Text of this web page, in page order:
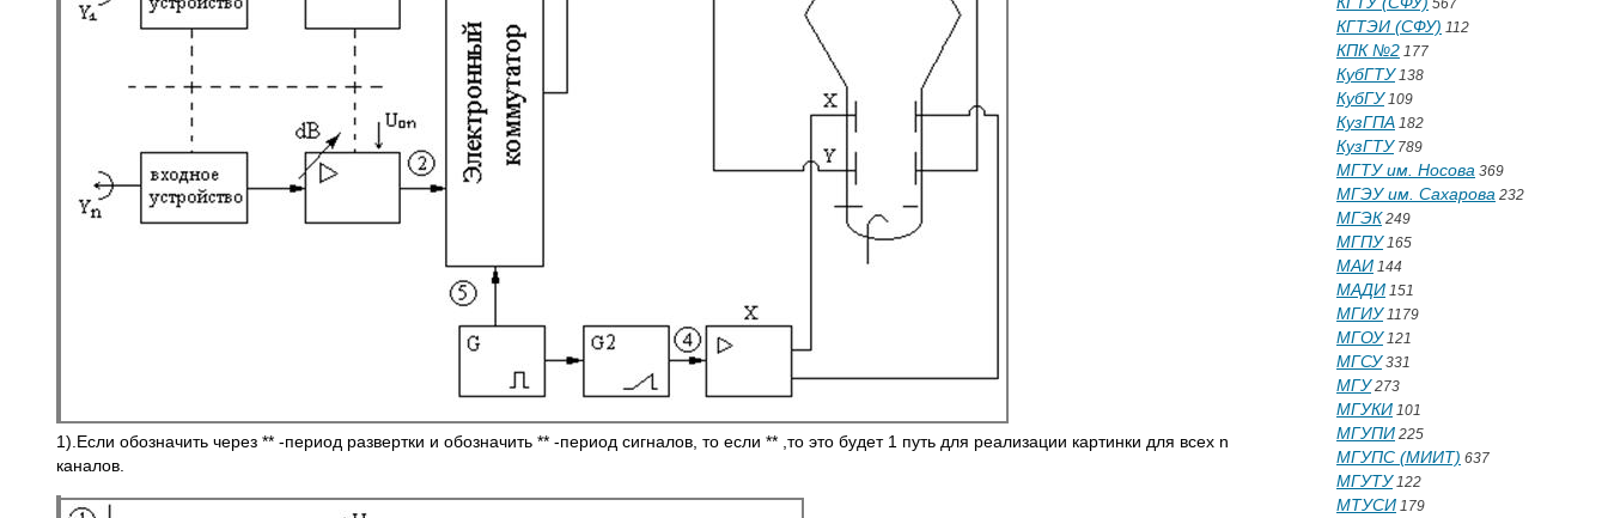
1).Если обозначить через ** -период развертки и обозначить ** -период сигналов, то если ** ,то это будет 1 путь для реализации картинки для всех n
каналов.
567
КГТЭИ (СФУ) 112
КПК №2 177
КубГТУ138
КубГУ109
КузГПА 182
КузГТУ789
МГТУ им. Носова 369
МГЭУ им. Сахарова 232
МГЭК 249
МГПУ165
МАИ 144
МАДИ 151
МГИУ1179
МГОУ121
МГСУ331
МГУ273
МГУКИ 101
МГУПИ 225
МГУПС (МИИТ) 637
МГУТУ122
МТУСИ 179